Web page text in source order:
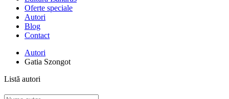
Oferte speciale
Autori
Blog
Contact
Autori
Gatia Szongot
Listă autori